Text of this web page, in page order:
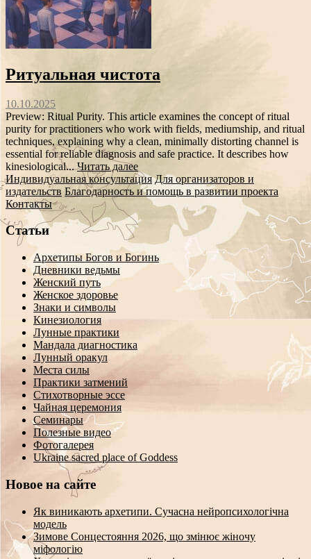
Ритуальная чистота
10.10.2025
Preview: Ritual Purity. This article examines the concept of ritual
purity for practitioners who work with fields, mediumship, and ritual
techniques, explaining why a clean, minimally distorting channel is
essential for reliable diagnosis and safe practice. It describes how
kinesiological...Читать далее
Индивидуальная консультация Для организаторов и
издательств Благодарность и помощь в развитии проекта
Контакты
Статьи
Архетипы Богов и Богинь
Дневники ведьмы
Женский путь
Женское здоровье
Знаки и символы
Кинезиология
Лунные практики
Мандала диагностика
Лунный оракул
Места силы
Практики затмений
Стихотворные эссе
Чайная церемония
Семинары
Полезные видео
Фотогалерея
Ukraine sacred place of Goddess
Новое на сайте
Як виникають архетипи. Сучасна нейропсихологічна
модель
Зимове Сонцестояння 2026, що змінює жіночу
міфологію